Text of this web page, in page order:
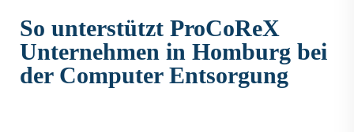
So unterstützt ProCoReX
Unternehmen in Homburg bei
der Computer Entsorgung